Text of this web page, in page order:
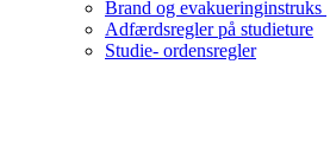
Brand og evakueringinstruks
Adfærdsregler på studieture
Studie- ordensregler